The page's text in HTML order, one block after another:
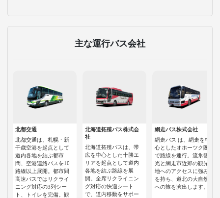
主な運行バス会社
北都交通
北都交通は、札幌・新
千歳空港を起点として
道内各地を結ぶ都市
間、空港連絡バスを10
路線以上展開。都市間
高速バスではリクライ
ニング対応の3列シー
ト、トイレを完備。観
北海道拓殖バス株式会
社
北海道拓殖バスは、帯
広を中心とした十勝エ
リアを起点として道内
各地を結ぶ路線を展
開。全席リクライニン
グ対応の快適シート
で、道内移動をサポー
網走バス株式会社
網走バス は、網走を中
心としたオホーツク圏
で路線を運行。流氷観
光と網走市近郊の観光
地へのアクセスに強み
を持ち、道北の大自然
への旅を演出します。